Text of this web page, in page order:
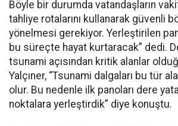
Böyle bir durumda vatandaşların
tahliye rotalarını kullanarak güvenli
yönelmesi gerekiyor. Yerleştirilen
bu süreçte hayat kurtaracak” dedi.
tsunami açısından kritik alanlar
Yalçıner, “Tsunami dalgaları bu tür
olur. Bu nedenle ilk panoları dere
noktalara yerleştirdik” diye konuştu.